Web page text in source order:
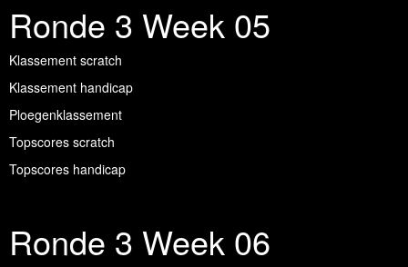
Ronde 3 Week 05
Klassement scratch
Klassement handicap
Ploegenklassement
Topscores scratch
Topscores handicap
Ronde 3 Week 06